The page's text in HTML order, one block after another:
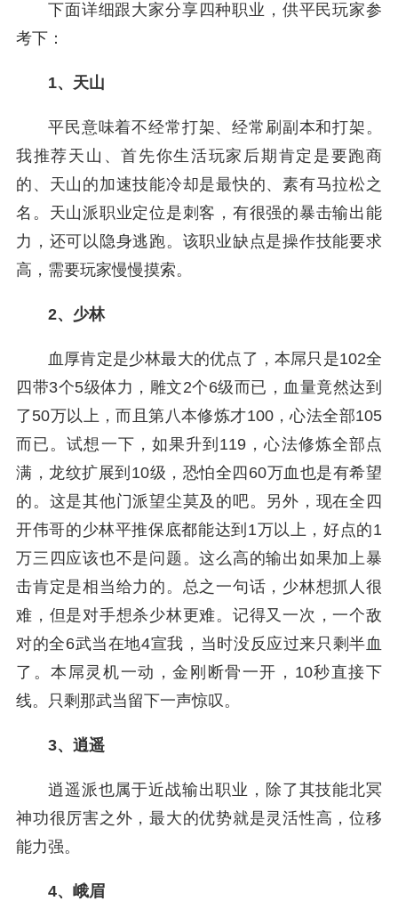
下面详细跟大家分享四种职业，供平民玩家参
考下：
1、天山
平民意味着不经常打架、经常刷副本和打架。
我推荐天山、首先你生活玩家后期肯定是要跑商
的、天山的加速技能冷却是最快的、素有马拉松之
名。天山派职业定位是刺客，有很强的暴击输出能
力，还可以隐身逃跑。该职业缺点是操作技能要求
高，需要玩家慢慢摸索。
2、少林
血厚肯定是少林最大的优点了，本屌只是102全
四带3个5级体力，雕文2个6级而已，血量竟然达到
了50万以上，而且第八本修炼才100，心法全部105
而已。试想一下，如果升到119，心法修炼全部点
满，龙纹扩展到10级，恐怕全四60万血也是有希望
的。这是其他门派望尘莫及的吧。另外，现在全四
开伟哥的少林平推保底都能达到1万以上，好点的1
万三四应该也不是问题。这么高的输出如果加上暴
击肯定是相当给力的。总之一句话，少林想抓人很
难，但是对手想杀少林更难。记得又一次，一个敌
对的全6武当在地4宣我，当时没反应过来只剩半血
了。本屌灵机一动，金刚断骨一开，10秒直接下
线。只剩那武当留下一声惊叹。
3、逍遥
逍遥派也属于近战输出职业，除了其技能北冥
神功很厉害之外，最大的优势就是灵活性高，位移
能力强。
4、峨眉